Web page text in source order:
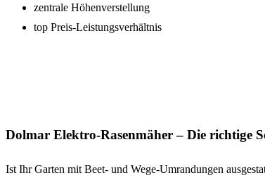
zentrale Höhenverstellung
top Preis-Leistungsverhältnis
Dolmar Elektro-Rasenmäher – Die richtige
Ist Ihr Garten mit Beet- und Wege-Umrandungen